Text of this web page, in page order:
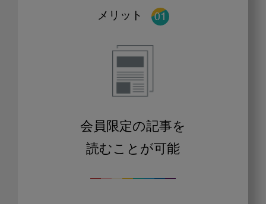
メリット
会員限定の記事を
読むことが可能